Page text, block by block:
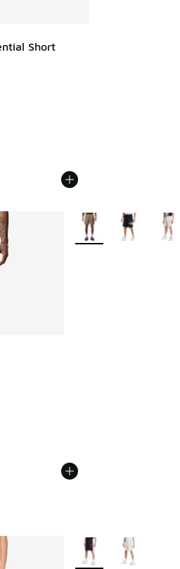
Short
Plus de couleurs
Plus de couleurs